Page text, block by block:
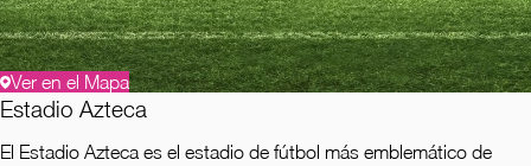
Ver en el Mapa
Estadio Azteca
El Estadio Azteca es el estadio de fútbol más emblemático de